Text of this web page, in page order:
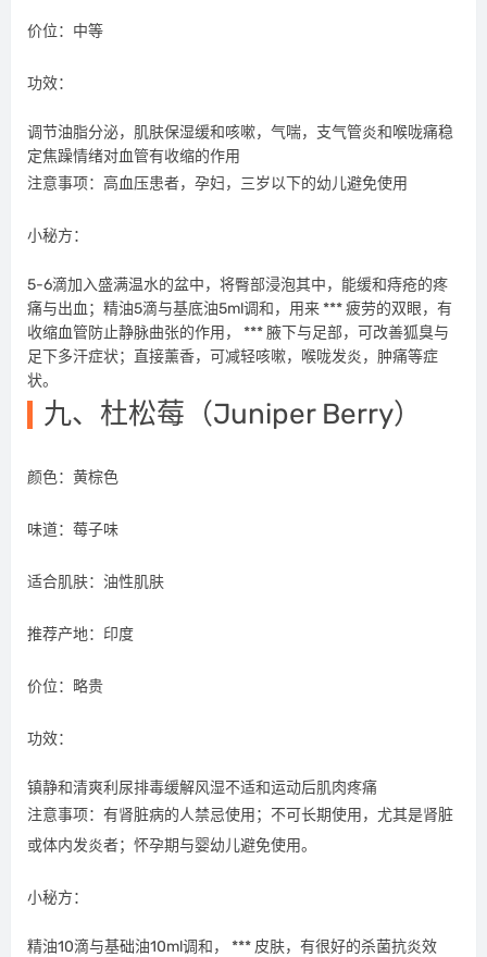
价位：中等
功效：
调节油脂分泌，肌肤保湿缓和咳嗽，气喘，支气管炎和喉咙痛稳
定焦躁情绪对血管有收缩的作用
注意事项：高血压患者，孕妇，三岁以下的幼儿避免使用
小秘方：
5-6滴加入盛满温水的盆中，将臀部浸泡其中，能缓和痔疮的疼
痛与出血；精油5滴与基底油5ml调和，用来 *** 疲劳的双眼，有
收缩血管防止静脉曲张的作用， *** 腋下与足部，可改善狐臭与
足下多汗症状；直接薰香，可减轻咳嗽，喉咙发炎，肿痛等症
状。
九、杜松莓（Juniper Berry）
颜色：黄棕色
味道：莓子味
适合肌肤：油性肌肤
推荐产地：印度
价位：略贵
功效：
镇静和清爽利尿排毒缓解风湿不适和运动后肌肉疼痛
注意事项：有肾脏病的人禁忌使用；不可长期使用，尤其是肾脏
或体内发炎者；怀孕期与婴幼儿避免使用。
小秘方：
精油10滴与基础油10ml调和， *** 皮肤，有很好的杀菌抗炎效